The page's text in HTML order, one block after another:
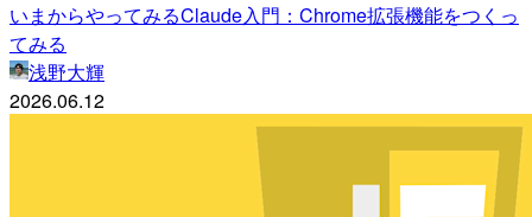
いまからやってみるClaude入門：Chrome拡張機能をつくっ
てみる
浅野大輝
2026.06.12